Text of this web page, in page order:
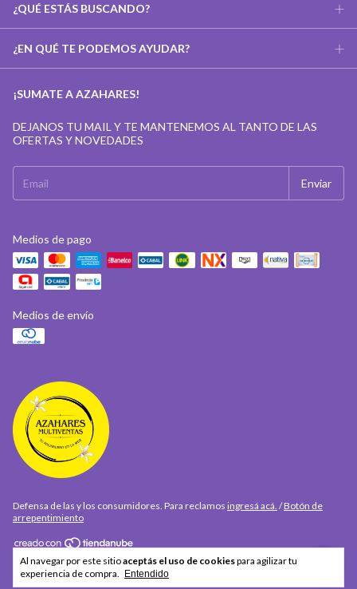
Al navegar por este sitioaceptás el uso de cookiespara agilizar tu
experiencia de compra.
Entendido
¿QUÉ ESTÁS BUSCANDO?
¿EN QUÉ TE PODEMOS AYUDAR?
¡SUMATE A AZAHARES!
DEJANOS TU MAIL Y TE MANTENEMOS AL TANTO DE LAS
OFERTAS Y NOVEDADES
Medios de pago
Medios de envío
Defensa de las y los consumidores. Para reclamos ingresá acá. / Botón de
arrepentimiento
Copyright AZAHARES MULTIVENTAS - 2026. Todos los derechos reservados.